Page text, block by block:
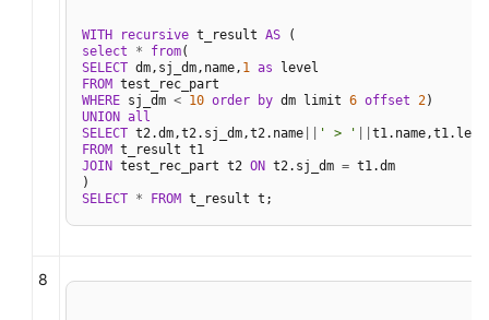
调
优
plan
management
主
WITH recursive t_result AS
select
* from
SELECT dm,sj_dm,name, 1 as
FROM
WHERE sj_dm < 10 order by dm limit 6 offset 2
UNION all
SELECT t2.dm,t2.sj_dm,t2.name ' > '
FROM
JOIN test_rec_part t2 ON t2.sj_dm = t1.dm
SELECT * FROM t_result t;
8